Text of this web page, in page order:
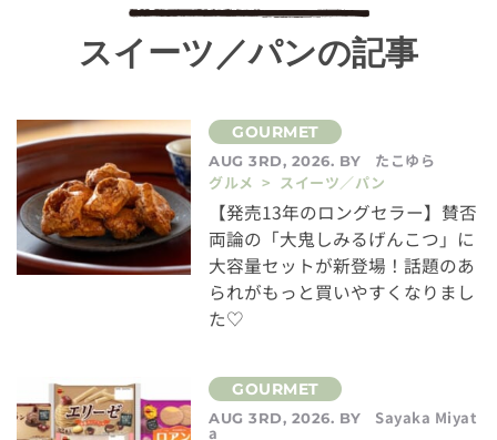
スイーツ／パンの記事
AUG 3RD, 2026. BY
たこゆら
グルメ > スイーツ／パン
【発売13年のロングセラー】賛否
両論の「大鬼しみるげんこつ」に
大容量セットが新登場！話題のあ
られがもっと買いやすくなりまし
た♡
AUG 3RD, 2026. BY Sayaka Miyat
a